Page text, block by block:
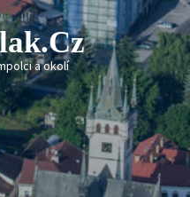
a okolí